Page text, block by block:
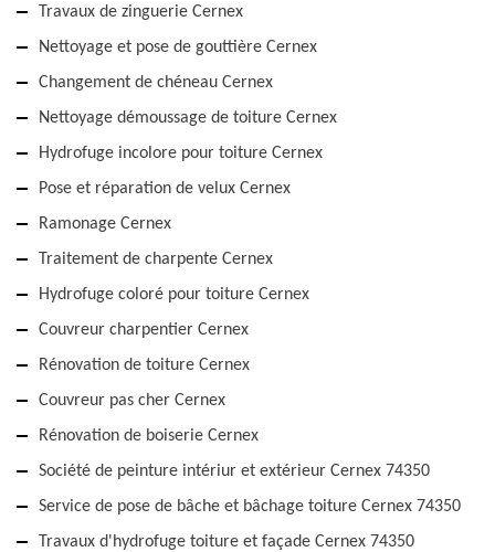
Travaux de zinguerie Cernex
Nettoyage et pose de gouttière Cernex
Changement de chéneau Cernex
Nettoyage démoussage de toiture Cernex
Hydrofuge incolore pour toiture Cernex
Pose et réparation de velux Cernex
Ramonage Cernex
Traitement de charpente Cernex
Hydrofuge coloré pour toiture Cernex
Couvreur charpentier Cernex
Rénovation de toiture Cernex
Couvreur pas cher Cernex
Rénovation de boiserie Cernex
Société de peinture intériur et extérieur Cernex 74350
Service de pose de bâche et bâchage toiture Cernex 74350
Travaux d'hydrofuge toiture et façade Cernex 74350